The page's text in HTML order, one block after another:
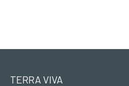
TERRA VIVA